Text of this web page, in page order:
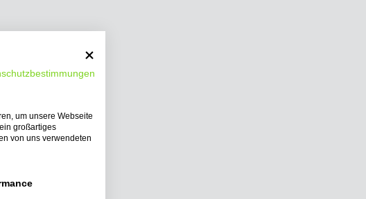
um unsere Webseite
großartiges
von uns verwendeten